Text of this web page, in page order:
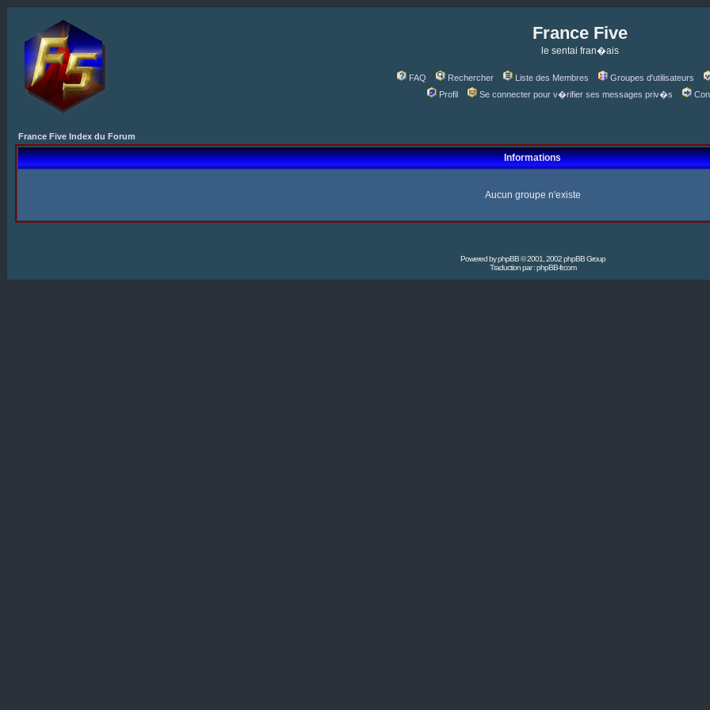
France Five
le sentai fran�ais
FAQ Rechercher Liste des Membres Groupes d'utilisateurs
Profil
Se connecter pour v�rifier ses messages priv�s
France Five Index du Forum
Informations
Aucun groupe n'existe
Powered byphpBB© 2001, 2002 phpBB Group
Traduction par :phpBB-fr.com